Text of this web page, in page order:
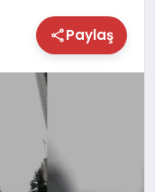
Paylaş